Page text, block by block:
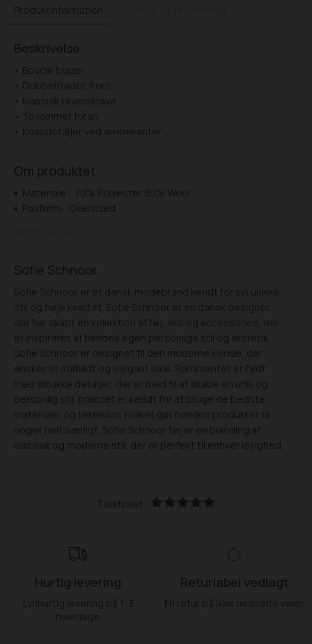
Produktinformation
Beskrivelse
• Bouclé blazer
• Dobbeltradet front
• Klassisk reverskrave
• To lommer foran
• Knapdetaljer ved ærmekanter
Om produktet
Materiale:
70% Polyester 30% Wool
Pasform:
Oversized
Sofie Schnoor
Sofie Schnoor er et dansk modebrand kendt for sin unikke
stil og høje kvalitet. Sofie Schnoor er en dansk designer,
der har skabt en kollektion af tøj, sko og accessories, der
er inspireret af hendes egen personlige stil og æstetik.
Sofie Schnoor er designet til den moderne kvinde, der
ønsker et stilfuldt og elegant look. Sortimentet er fyldt
med smukke detaljer, der er med til at skabe en unik og
personlig stil. brandet er kendt for at bruge de bedste
materialer og teknikker, hvilket gør hendes produkter til
noget helt særligt. Sofie Schnoor tøj er en blanding af
klassisk og moderne stil, der er perfekt til enhver lejlighed.
Trustpilot
Hurtig levering
Lynhurtig levering på 1-3
hverdage
Returlabel vedlagt
Fri retur på ikke nedsatte varer